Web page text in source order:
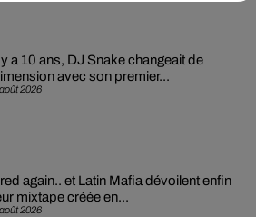
2026
y a 10 ans, DJ Snake changeait de
avec son premier...
2026
again.. et Latin Mafia dévoilent enfin
mixtape créée en...